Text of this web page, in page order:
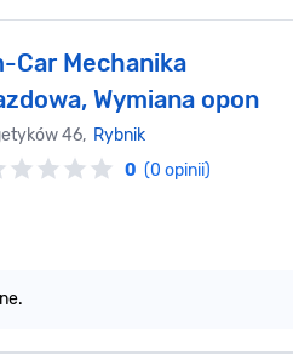
Car Mechanika
Wymiana opon
46, Rybnik
0 (0 opinii)